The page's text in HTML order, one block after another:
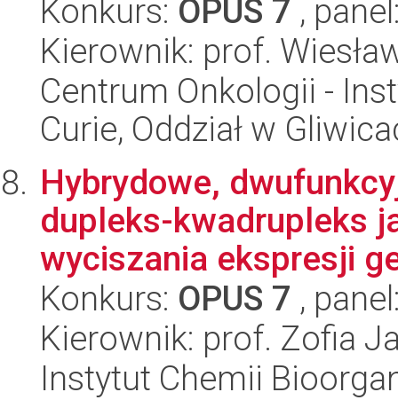
Konkurs: OPUS 7 ,
Kierownik: prof.
Centrum Onkologii -
Curie, Oddział w
Hybrydowe,
dupleks-kwadrupleks
wyciszania ekspresji
Konkurs: OPUS 7 ,
Kierownik: prof. Zofia
Instytut Chemii